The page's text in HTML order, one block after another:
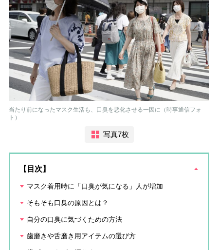
当たり前になったマスク生活も、口臭を悪化させる一因に（時事通信フォ
ト）
写真7枚
【目次】
マスク着用時に「口臭が気になる」人が増加
そもそも口臭の原因とは？
自分の口臭に気づくための方法
歯磨きや舌磨き用アイテムの選び方